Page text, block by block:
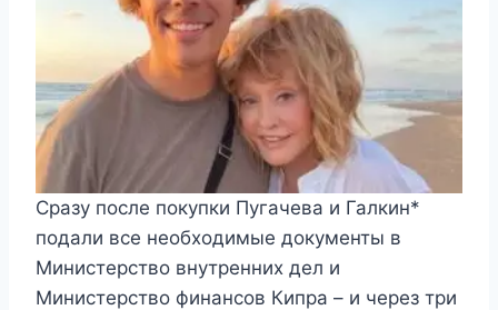
Сразу после покупки Пугачева и Галкин*
подали все необходимые документы в
Министерство внутренних дел и
Министерство финансов Кипра – и через три